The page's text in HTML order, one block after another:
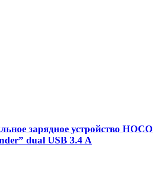
зарядное устройство HOCO
dual USB 3.4 A